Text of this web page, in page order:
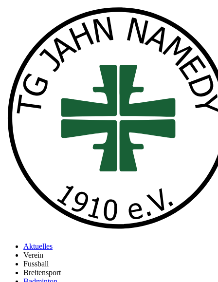
Aktuelles
Verein
Fussball
Breitensport